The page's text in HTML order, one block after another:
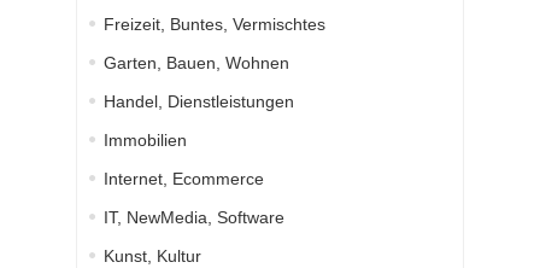
Freizeit, Buntes, Vermischtes
Garten, Bauen, Wohnen
Handel, Dienstleistungen
Immobilien
Internet, Ecommerce
IT, NewMedia, Software
Kunst, Kultur